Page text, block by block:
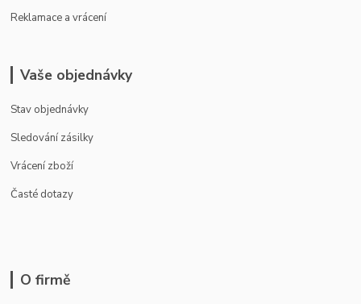
Reklamace a vrácení
Vaše objednávky
Stav objednávky
Sledování zásilky
Vrácení zboží
Časté dotazy
O firmě